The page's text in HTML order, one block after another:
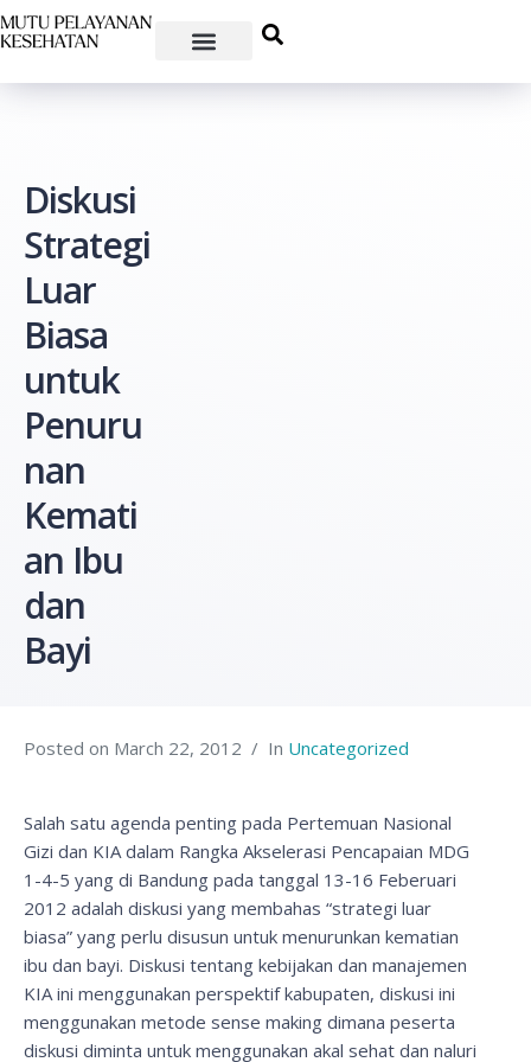
Diskusi
Strategi
Luar
Biasa
untuk
Penuru
nan
Kemati
an Ibu
dan
Bayi
Posted on March 22, 2012 In Uncategorized
Salah satu agenda penting pada Pertemuan Nasional
Gizi dan KIA dalam Rangka Akselerasi Pencapaian MDG
1-4-5 yang di Bandung pada tanggal 13-16 Feberuari
2012 adalah diskusi yang membahas “strategi luar
biasa” yang perlu disusun untuk menurunkan kematian
ibu dan bayi. Diskusi tentang kebijakan dan manajemen
KIA ini menggunakan perspektif kabupaten, diskusi ini
menggunakan metode sense making dimana peserta
diskusi diminta untuk menggunakan akal sehat dan naluri